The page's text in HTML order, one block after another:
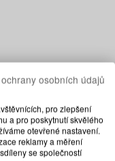
osobních údajů
pro zlepšení
a pro poskytnutí skvělého
otevřené nastavení.
reklamy a měření
se společností